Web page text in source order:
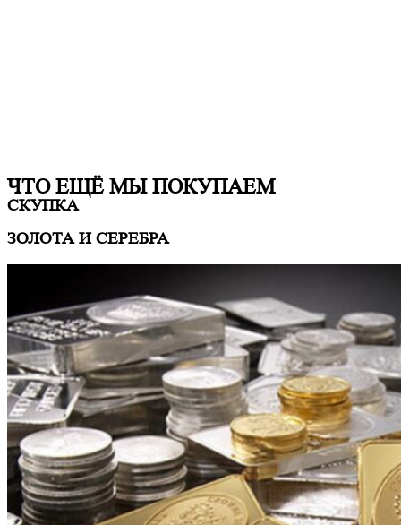
ЧТО ЕЩË МЫ ПОКУПАЕМ
СКУПКА
ЗОЛОТА И СЕРЕБРА